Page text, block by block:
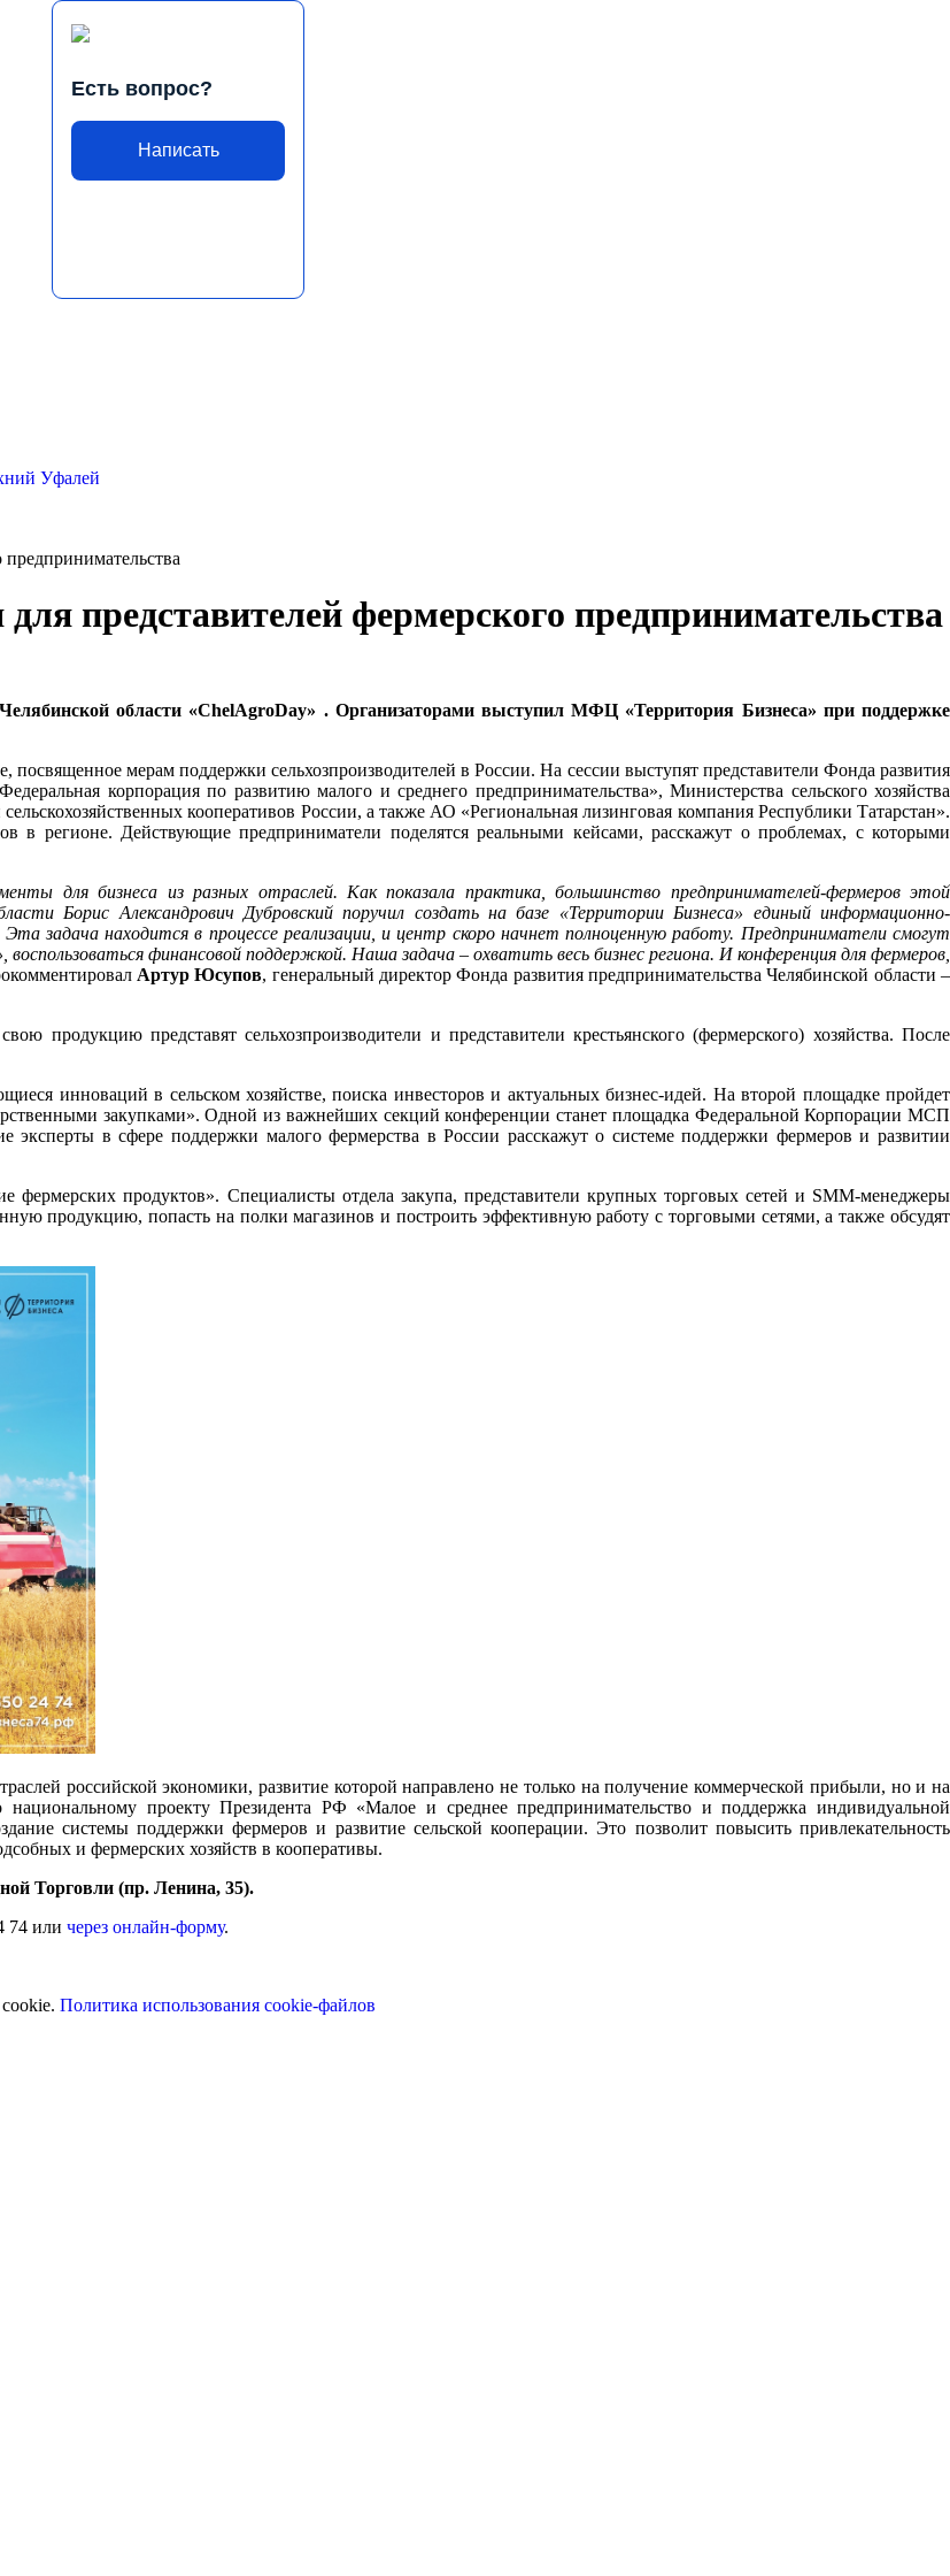
Есть вопрос?
Написать
Уфалей
представителей фермерского предпринимательства
области «ChelAgroDay» . Организаторами выступил МФЦ «Территория Бизнеса» при поддержке
мерам поддержки сельхозпроизводителей в России. На сессии выступят представители Фонда развития
корпорация по развитию малого и среднего предпринимательства», Министерства сельского хозяйства
кооперативов России, а также АО «Региональная лизинговая компания Республики Татарстан».
в регионе. Действующие предприниматели поделятся реальными кейсами, расскажут о проблемах, с которыми
для бизнеса из разных отраслей. Как показала практика, большинство предпринимателей-фермеров этой
Борис Александрович Дубровский поручил создать на базе «Территории Бизнеса» единый информационно-
Эта задача находится в процессе реализации, и центр скоро начнет полноценную работу. Предприниматели смогут
финансовой поддержкой. Наша задача – охватить весь бизнес региона. И конференция для фермеров,
Артур Юсупов, генеральный директор Фонда развития предпринимательства Челябинской области –
продукцию представят сельхозпроизводители и представители крестьянского (фермерского) хозяйства. После
инноваций в сельском хозяйстве, поиска инвесторов и актуальных бизнес-идей. На второй площадке пройдет
закупками». Одной из важнейших секций конференции станет площадка Федеральной Корпорации МСП
эксперты в сфере поддержки малого фермерства в России расскажут о системе поддержки фермеров и развитии
фермерских продуктов». Специалисты отдела закупа, представители крупных торговых сетей и SMM-менеджеры
продукцию, попасть на полки магазинов и построить эффективную работу с торговыми сетями, а также обсудят
российской экономики, развитие которой направлено не только на получение коммерческой прибыли, но и на
национальному проекту Президента РФ «Малое и среднее предпринимательство и поддержка индивидуальной
системы поддержки фермеров и развитие сельской кооперации. Это позволит повысить привлекательность
и фермерских хозяйств в кооперативы.
Торговли (пр. Ленина, 35).
74 или через онлайн-форму.
Политика использования cookie-файлов